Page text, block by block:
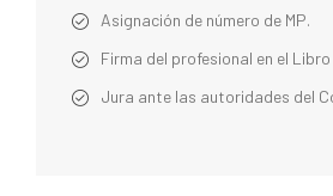
Asignación de número de MP.
Firma del profesional en el
Jura ante las autoridades del